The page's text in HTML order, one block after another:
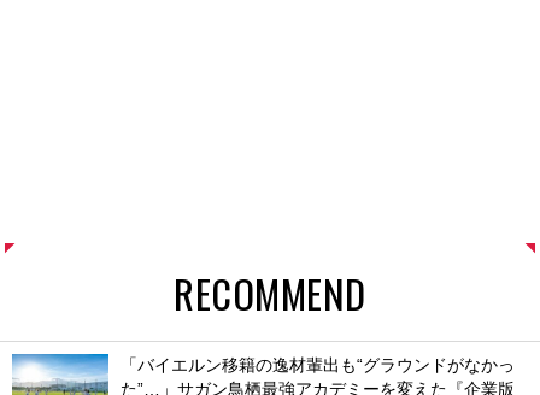
RECOMMEND
「バイエルン移籍の逸材輩出も“グラウンドがなかっ
た”…」サガン鳥栖最強アカデミーを変えた『企業版